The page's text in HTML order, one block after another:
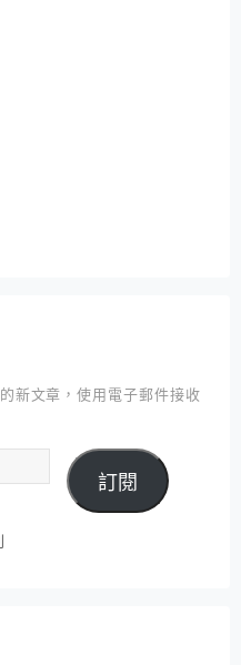
新文章，使用電子郵件接收
訂閱